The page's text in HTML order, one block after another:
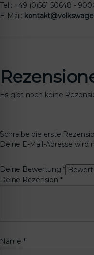
Tel.: +49 (0)561 50648 -
E-Mail:
Es gibt noch keine
Schreibe die erste
Deine E-Mail-Adresse wird
Deine Bewertung *
Deine Rezension *
Name *